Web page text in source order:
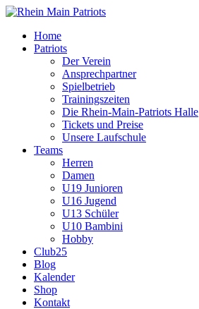
Home
Patriots
Der Verein
Ansprechpartner
Spielbetrieb
Trainingszeiten
Die Rhein-Main-Patriots Halle
Tickets und Preise
Unsere Laufschule
Teams
Herren
Damen
U19 Junioren
U16 Jugend
U13 Schüler
U10 Bambini
Hobby
Club25
Blog
Kalender
Shop
Kontakt